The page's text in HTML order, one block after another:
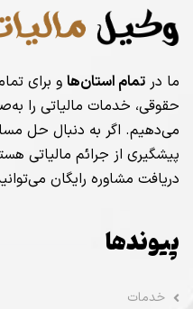
ما در تمام استان‌ها و برای
حقوقی، خدمات مالیاتی را
می‌دهیم. اگر به دنبال حل
پیشگیری از جرائم مالیاتی
دریافت مشاوره رایگان
پیوندها
خدمات